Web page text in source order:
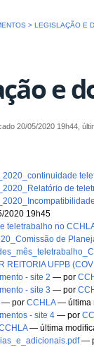
>LEGISLAÇÃO E
e
20/05/2020 19h44,
de
2020 19h45
teletrabalho no
de
REITORIA UFPB
- site 2 —por
- site 3 —por
—porCCHLA— última
- site 4 —por
— última
—